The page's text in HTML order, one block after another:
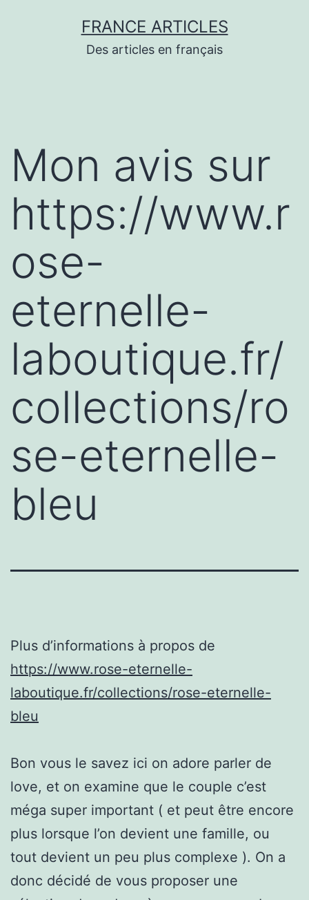
FRANCE ARTICLES
Des articles en français
Mon avis sur
https://www.r
ose-
eternelle-
laboutique.fr/
collections/ro
se-eternelle-
bleu
Plus d’informations à propos de
https://www.rose-eternelle-
laboutique.fr/collections/rose-eternelle-
bleu
Bon vous le savez ici on adore parler de
love, et on examine que le couple c’est
méga super important ( et peut être encore
plus lorsque l’on devient une famille, ou
tout devient un peu plus complexe ). On a
donc décidé de vous proposer une